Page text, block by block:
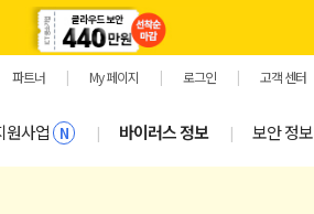
파트너 | My 페이지 | 로그인 | 고객 센터
원사업 N | 바이러스 정보 | 보안 정보